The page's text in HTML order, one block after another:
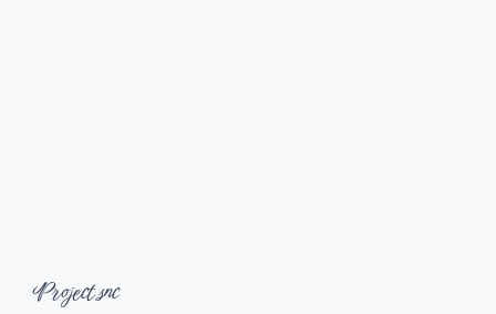
Project snc